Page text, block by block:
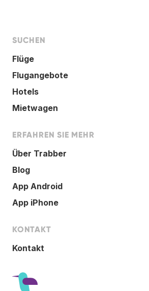
SUCHEN
Flüge
Flugangebote
Hotels
Mietwagen
ERFAHREN SIE MEHR
Über Trabber
Blog
App Android
App iPhone
KONTAKT
Kontakt